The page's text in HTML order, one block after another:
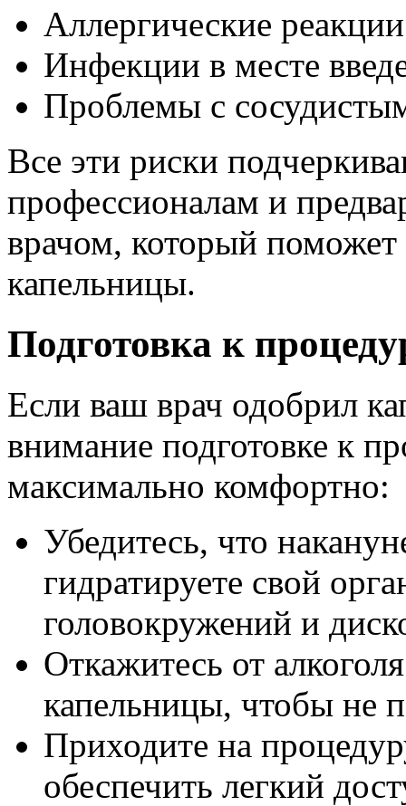
Аллергические
Инфекции в месте
Проблемы с
Все эти риски
профессионалам и
врачом, который
капельницы.
Подготовка к
Если ваш врач одобрил
внимание подготовке к
максимально комфортно:
Убедитесь, что
гидратируете свой
головокружений и
Откажитесь от
капельницы, чтобы не
Приходите на
обеспечить легкий